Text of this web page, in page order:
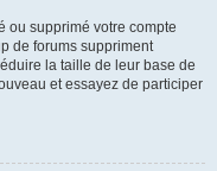
ou supprimé votre compte
de forums suppriment
la taille de leur base de
et essayez de participer